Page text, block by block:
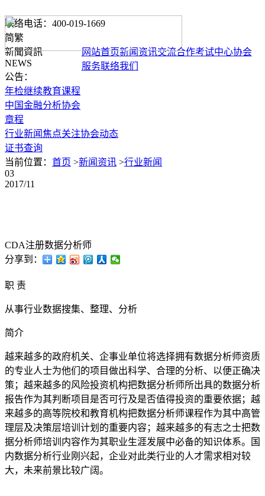
联络电话：400-019-1669
简繁
网站首页新闻资讯交流合作考试中心协会
服务联络我们
新聞資訊
NEWS
公告：
年检继续教育课程
中国金融分析协会
章程
行业新闻焦点关注协会动态
证书查询
当前位置： 首页 >新闻资讯 >行业新闻
03
2017/11
CDA注册数据分析师
分享到：
职 责
从事行业数据搜集、整理、分析
简介
​越来越多的政府机关、企事业单位将选择拥有数据分析师资质
的专业人士为他们的项目做出科学、合理的分析、以便正确决
策；越来越多的风险投资机构把数据分析师所出具的数据分析
报告作为其判断项目是否可行及是否值得投资的重要依据；越
来越多的高等院校和教育机构把数据分析师课程作为其中高管
理层及决策层培训计划的重要内容；越来越多的有志之士把数
据分析师培训内容作为其职业生涯发展中必备的知识体系。国
内数据分析行业刚兴起，企业对此类行业的人才需求相对较
大，未来前景比较广阔。